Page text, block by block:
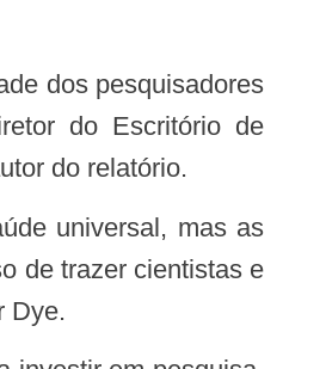
do Escritório de
do relatório.
de trazer cientistas e
Dye.